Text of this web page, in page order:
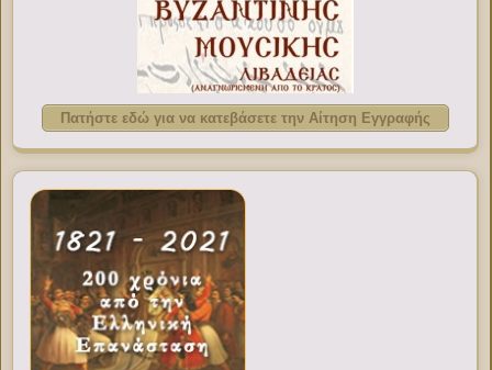
Πατήστε εδώ για να κατεβάσετε την Αίτηση Εγγραφής